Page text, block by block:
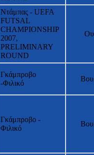
Ντάμπας - UEFA
FUTSAL
CHAMPIONSHIP
2007,
PRELIMINARY
ROUND
Γκάμπροβο
-Φιλικό
Γκάμπροβο -
Φιλικό